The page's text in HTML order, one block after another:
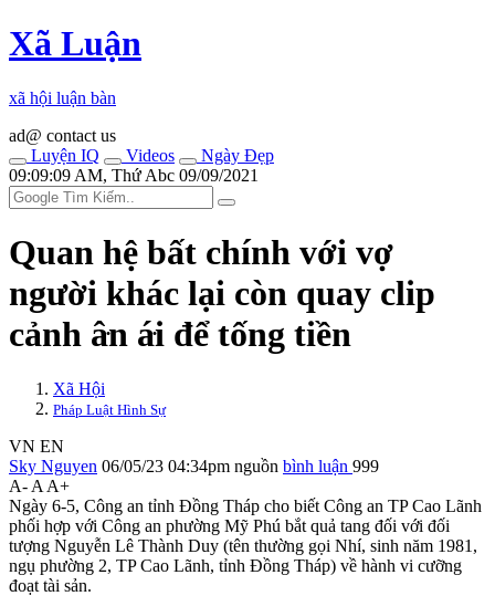
Xã Luận
xã hội luận bàn
ad@ contact us
Luyện IQ
Videos
Ngày Đẹp
09:09:09 AM, Thứ Abc 09/09/2021
Quan hệ bất chính với vợ
người khác lại còn quay clip
cảnh â‌ּn á‌ּi để tống tiền
Xã Hội
Pháp Luật Hình Sự
VN EN
Sky Nguyen 06/05/23 04:34pm nguồn bình luận 999
A- A A+
Ngày 6-5, Công an tỉnh Đồng Tháp cho biết Công an TP Cao Lãnh
phối hợp với Công an phường Mỹ Phú bắt quả tang đối với đối
tượng Nguyễn Lê Thành Duy (tên thường gọi Nhí, sinh năm 1981,
ngụ phường 2, TP Cao Lãnh, tỉnh Đồng Tháp) về hành vi cưỡng
đoạt tài sản.